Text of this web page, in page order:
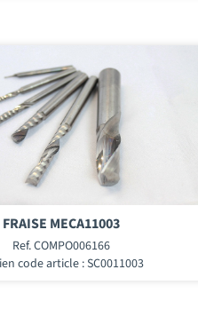
FRAISE MECA11003
Ref. COMPO006166
code article : SC0011003